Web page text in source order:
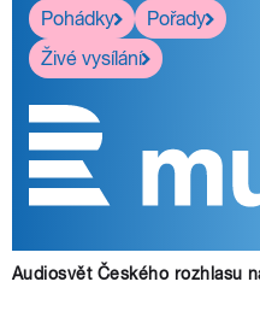
Pohádky
Pořady
Živé vysílání
Audiosvět Českého rozhlasu